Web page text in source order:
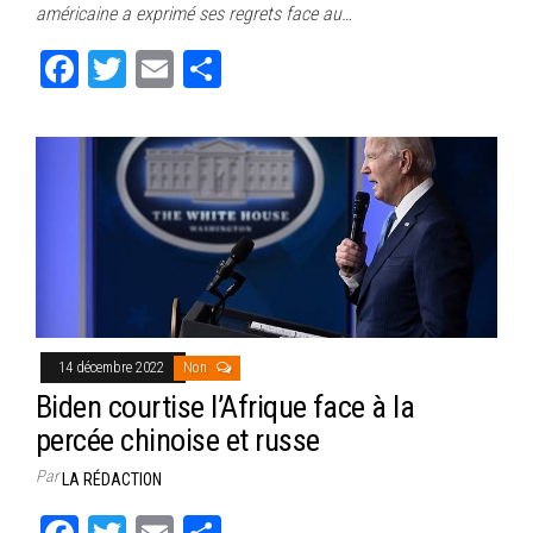
américaine a exprimé ses regrets face au…
Fa
bo
ok
T
tt
er
E
ail ag
er
14 décembre 2022 Non
Biden courtise l’Afrique face à la
percée chinoise et russe
ParLA RÉDACTION